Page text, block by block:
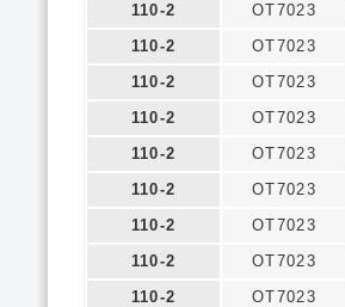
110-2
OT7023
110-2
OT7023
110-2
OT7023
110-2
OT7023
110-2
OT7023
110-2
OT7023
110-2
OT7023
110-2
OT7023
110-2
OT7023